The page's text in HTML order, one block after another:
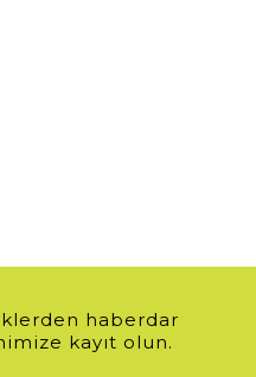
haberdar
kayıt olun.